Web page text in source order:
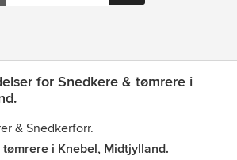
for Snedkere & tømrere i
& Snedkerforr.
tømrere i Knebel, Midtjylland.